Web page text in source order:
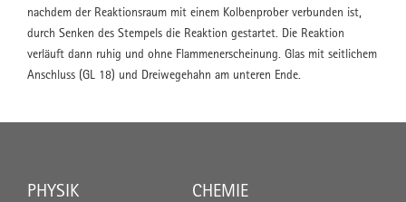
nachdem der Reaktionsraum mit einem Kolbenprober verbunden ist,
durch Senken des Stempels die Reaktion gestartet. Die Reaktion
verläuft dann ruhig und ohne Flammenerscheinung. Glas mit seitlichem
Anschluss (GL 18) und Dreiwegehahn am unteren Ende.
PHYSIK CHEMIE